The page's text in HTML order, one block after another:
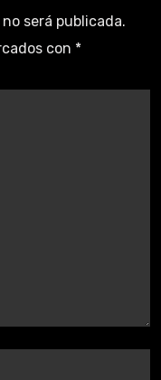
será publicada.
con *